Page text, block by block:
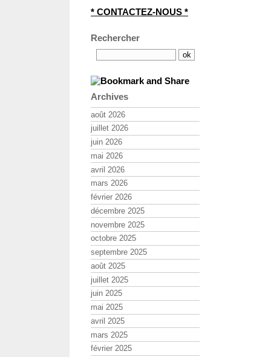
* CONTACTEZ-NOUS *
Rechercher
Archives
août 2026
juillet 2026
juin 2026
mai 2026
avril 2026
mars 2026
février 2026
décembre 2025
novembre 2025
octobre 2025
septembre 2025
août 2025
juillet 2025
juin 2025
mai 2025
avril 2025
mars 2025
février 2025